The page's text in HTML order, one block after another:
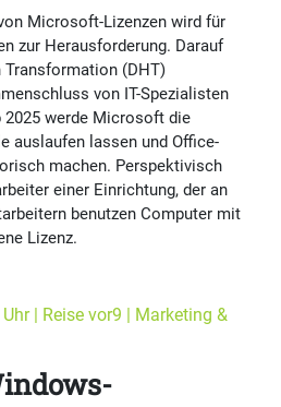
Microsoft-Lizenzen wird für
zur Herausforderung. Darauf
(DHT)
von IT-Spezialisten
2025 werde Microsoft die
auslaufen lassen und Office-
machen. Perspektivisch
einer Einrichtung, der an
benutzen Computer mit
Lizenz.
| Reise vor9 | Marketing &